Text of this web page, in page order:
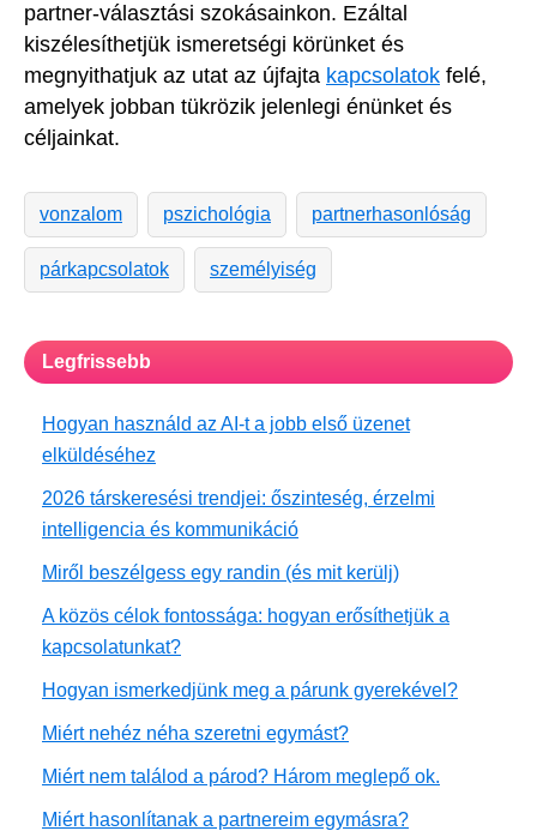
partner-választási szokásainkon. Ezáltal
kiszélesíthetjük ismeretségi körünket és
megnyithatjuk az utat az újfajta kapcsolatok felé,
amelyek jobban tükrözik jelenlegi énünket és
céljainkat.
vonzalom pszichológia partnerhasonlóság
párkapcsolatok személyiség
Legfrissebb
Hogyan használd az AI-t a jobb első üzenet
elküldéséhez
2026 társkeresési trendjei: őszinteség, érzelmi
intelligencia és kommunikáció
Miről beszélgess egy randin (és mit kerülj)
A közös célok fontossága: hogyan erősíthetjük a
kapcsolatunkat?
Hogyan ismerkedjünk meg a párunk gyerekével?
Miért nehéz néha szeretni egymást?
Miért nem találod a párod? Három meglepő ok.
Miért hasonlítanak a partnereim egymásra?